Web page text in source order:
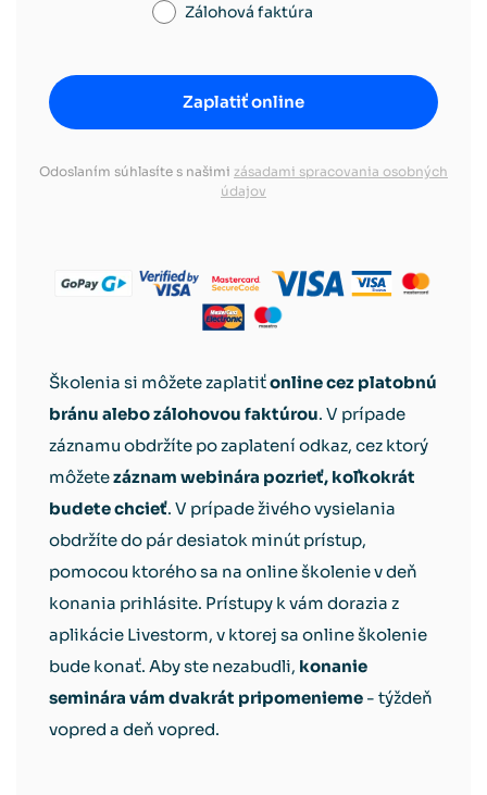
Zálohová faktúra
Odoslaním súhlasíte s našimi zásadami spracovania osobných
údajov
Školenia si môžete zaplatiťonline cez platobnú
bránu alebo zálohovou faktúrou. V prípade
záznamu obdržíte po zaplatení odkaz, cez ktorý
môžetezáznam webinára pozrieť, koľkokrát
budete chcieť. V prípade živého vysielania
obdržíte do pár desiatok minút prístup,
pomocou ktorého sa na online školenie v deň
konania prihlásite. Prístupy k vám dorazia z
aplikácie Livestorm, v ktorej sa online školenie
bude konať. Aby ste nezabudli, konanie
seminára vám dvakrát pripomenieme - týždeň
vopred a deň vopred.